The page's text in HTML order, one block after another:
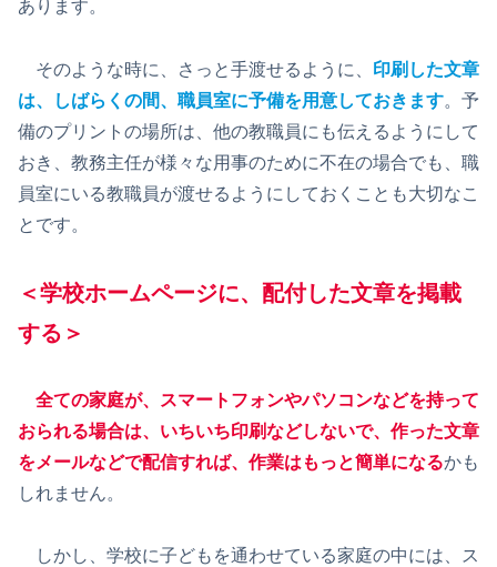
あります。
そのような時に、さっと手渡せるように、 印刷した文章
は、しばらくの間、職員室に予備を用意しておきます。予
備のプリントの場所は、他の教職員にも伝えるようにして
おき、教務主任が様々な用事のために不在の場合でも、職
員室にいる教職員が渡せるようにしておくことも大切なこ
とです。
＜学校ホームページに、配付した文章を掲載
する＞
全ての家庭が、スマートフォンやパソコンなどを持って
おられる場合は、いちいち印刷などしないで、作った文章
をメールなどで配信すれば、作業はもっと簡単になるかも
しれません。
しかし、学校に子どもを通わせている家庭の中には、ス